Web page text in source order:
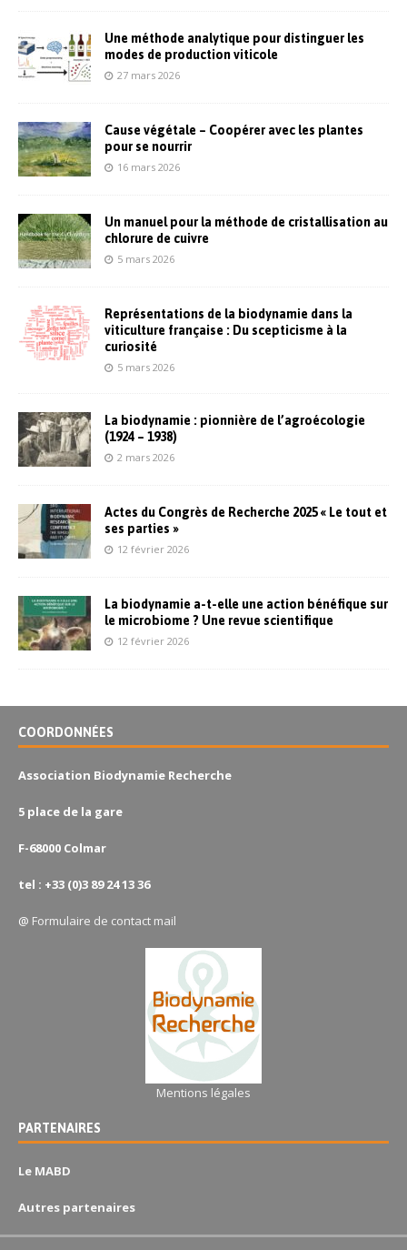
Une méthode analytique pour distinguer les
modes de production viticole
27 mars 2026
Cause végétale – Coopérer avec les plantes
pour se nourrir
16 mars 2026
Un manuel pour la méthode de cristallisation au
chlorure de cuivre
5 mars 2026
Représentations de la biodynamie dans la
viticulture française : Du scepticisme à la
curiosité
5 mars 2026
La biodynamie : pionnière de l’agroécologie
(1924 – 1938)
2 mars 2026
Actes du Congrès de Recherche 2025 « Le tout et
ses parties »
12 février 2026
La biodynamie a-t-elle une action bénéfique sur
le microbiome ? Une revue scientifique
12 février 2026
COORDONNÉES
Association Biodynamie Recherche
5 place de la gare
F-68000 Colmar
tel : +33 (0)3 89 24 13 36
@ Formulaire de contact mail
Mentions légales
PARTENAIRES
Le MABD
Autres partenaires